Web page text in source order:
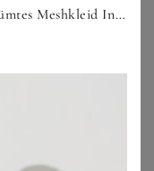
Yours London Yours London – Geblümtes Meshkleid In Burgunderrot Mit Abstraktem Mustersize 38